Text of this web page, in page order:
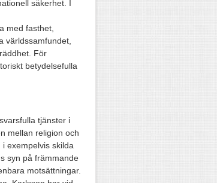
säkerhet. I
med fasthet,
världssamfundet,
För
betydelsefulla
tjänster i
mellan religion och
exempelvis skilda
syn på främmande
motsättningar.